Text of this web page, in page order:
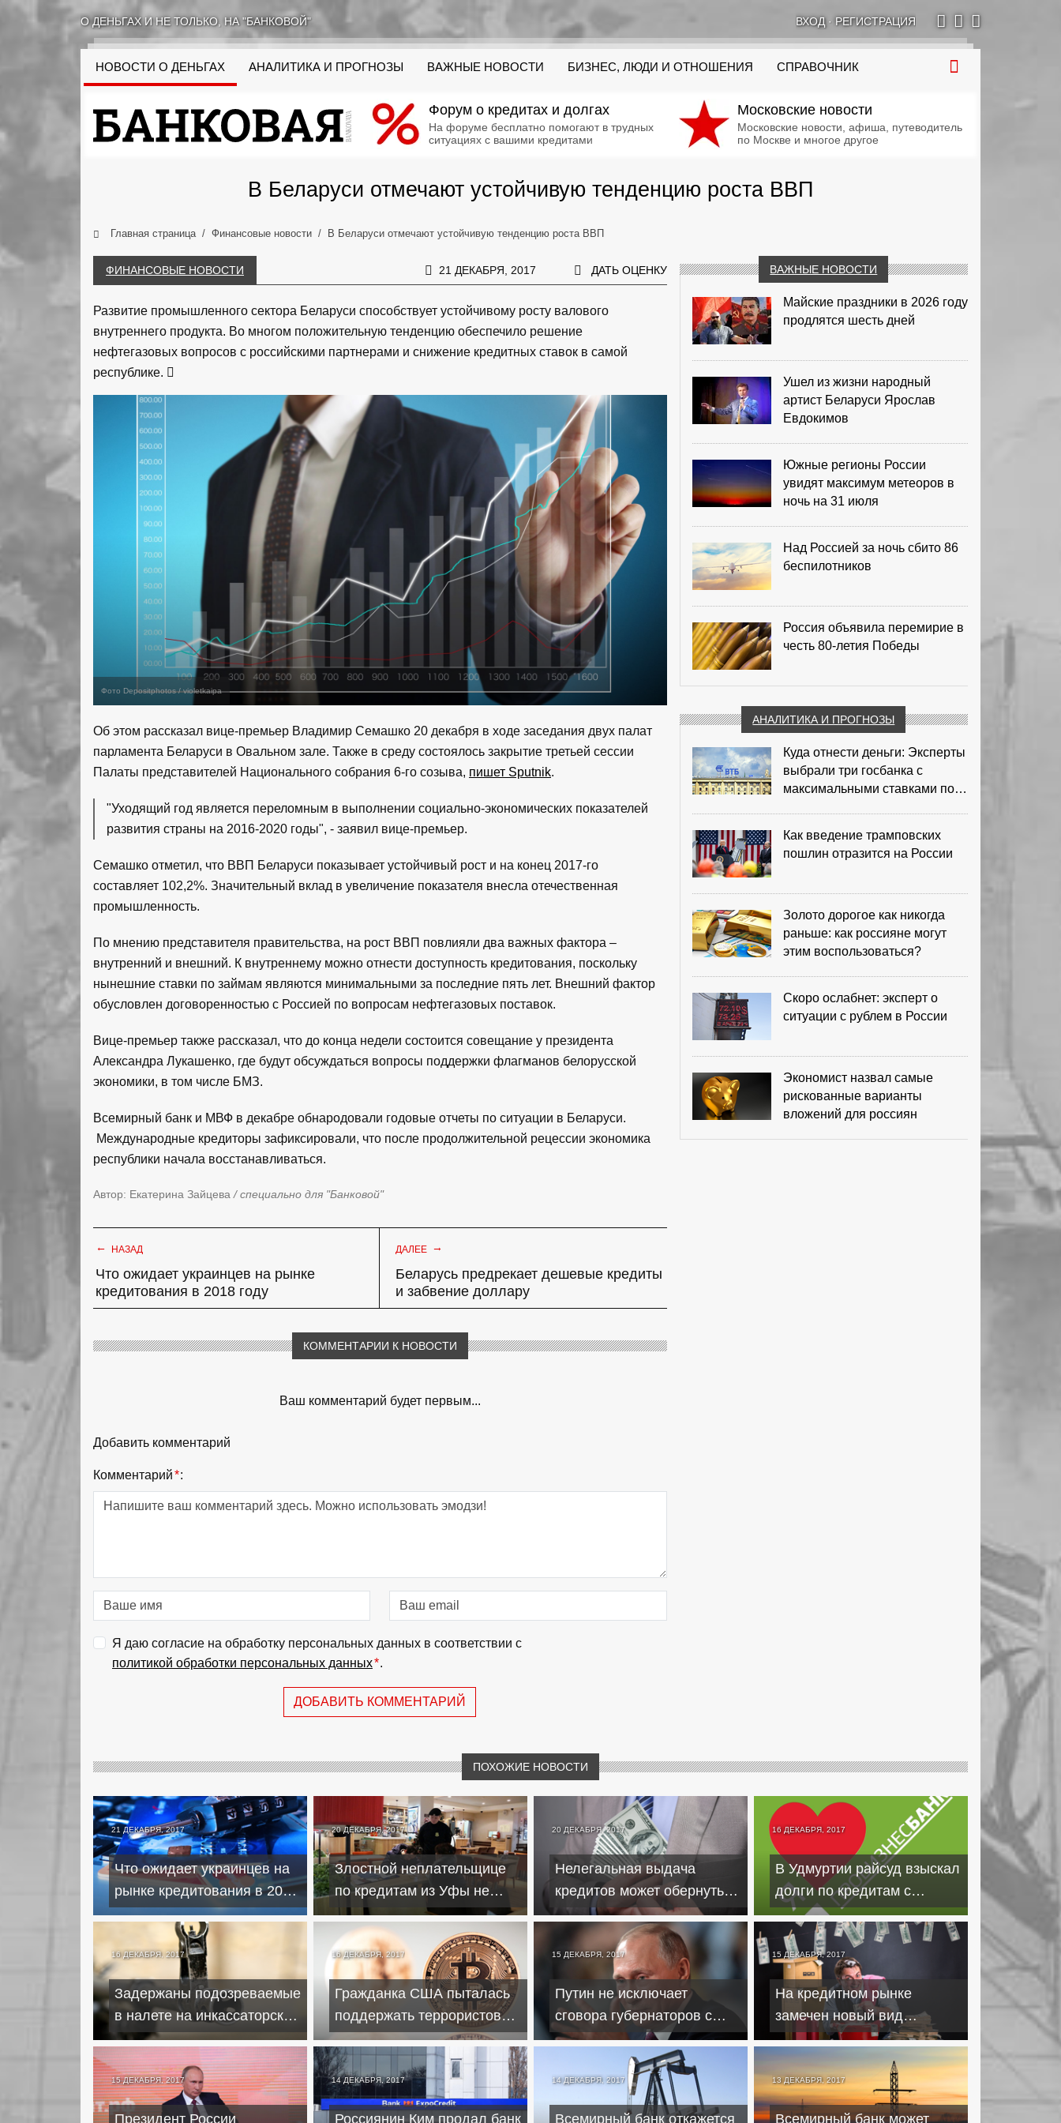
О ДЕНЬГАХ И НЕ ТОЛЬКО, НА "БАНКОВОЙ" ВХОД· РЕГИСТРАЦИЯ
НОВОСТИ О ДЕНЬГАХ АНАЛИТИКА И ПРОГНОЗЫ ВАЖНЫЕ НОВОСТИ БИЗНЕС, ЛЮДИ И ОТНОШЕНИЯ СПРАВОЧНИК
Форум о кредитах и долгах
На форуме бесплатно помогают в трудных
ситуациях с вашими кредитами
Московские новости
Московские новости, афиша, путеводитель
по Москве и многое другое
В Беларуси отмечают устойчивую тенденцию роста ВВП
Главная страница Финансовые новости В Беларуси отмечают устойчивую тенденцию роста ВВП
ФИНАНСОВЫЕ НОВОСТИ 21 ДЕКАБРЯ, 2017 ДАТЬ ОЦЕНКУ
Развитие промышленного сектора Беларуси способствует устойчивому росту валового
внутреннего продукта. Во многом положительную тенденцию обеспечило решение
нефтегазовых вопросов с российскими партнерами и снижение кредитных ставок в самой
республике.
Фото Depositphotos / violetkaipa
Об этом рассказал вице-премьер Владимир Семашко 20 декабря в ходе заседания двух палат
парламента Беларуси в Овальном зале. Также в среду состоялось закрытие третьей сессии
Палаты представителей Национального собрания 6-го созыва, пишет Sputnik.
"Уходящий год является переломным в выполнении социально-экономических показателей
развития страны на 2016-2020 годы", - заявил вице-премьер.
Семашко отметил, что ВВП Беларуси показывает устойчивый рост и на конец 2017-го
составляет 102,2%. Значительный вклад в увеличение показателя внесла отечественная
промышленность.
По мнению представителя правительства, на рост ВВП повлияли два важных фактора –
внутренний и внешний. К внутреннему можно отнести доступность кредитования, поскольку
нынешние ставки по займам являются минимальными за последние пять лет. Внешний фактор
обусловлен договоренностью с Россией по вопросам нефтегазовых поставок.
Вице-премьер также рассказал, что до конца недели состоится совещание у президента
Александра Лукашенко, где будут обсуждаться вопросы поддержки флагманов белорусской
экономики, в том числе БМЗ.
Всемирный банк и МВФ в декабре обнародовали годовые отчеты по ситуации в Беларуси.
Международные кредиторы зафиксировали, что после продолжительной рецессии экономика
республики начала восстанавливаться.
Автор: Екатерина Зайцева/ специально для "Банковой"
← НАЗАД
Что ожидает украинцев на рынке
кредитования в 2018 году
ДАЛЕЕ →
Беларусь предрекает дешевые кредиты
и забвение доллару
КОММЕНТАРИИ К НОВОСТИ
Ваш комментарий будет первым...
Добавить комментарий
Комментарий*:
Я даю согласие на обработку персональных данных в соответствии с
политикой обработки персональных данных*.
ДОБАВИТЬ КОММЕНТАРИЙ
ВАЖНЫЕ НОВОСТИ
Майские праздники в 2026 году
продлятся шесть дней
Ушел из жизни народный
артист Беларуси Ярослав
Евдокимов
Южные регионы России
увидят максимум метеоров в
ночь на 31 июля
Над Россией за ночь сбито 86
беспилотников
Россия объявила перемирие в
честь 80-летия Победы
АНАЛИТИКА И ПРОГНОЗЫ
Куда отнести деньги: Эксперты
выбрали три госбанка с
максимальными ставками по
Как введение трамповских
пошлин отразится на России
Золото дорогое как никогда
раньше: как россияне могут
этим воспользоваться?
Скоро ослабнет: эксперт о
ситуации с рублем в России
Экономист назвал самые
рискованные варианты
вложений для россиян
ПОХОЖИЕ НОВОСТИ
21 ДЕКАБРЯ, 2017
Что ожидает украинцев на
рынке кредитования в 2018
году
20 ДЕКАБРЯ, 2017
Злостной неплательщице
по кредитам из Уфы не
удалось посетить Петербург
20 ДЕКАБРЯ, 2017
Нелегальная выдача
кредитов может обернуться
запретом на работу
16 ДЕКАБРЯ, 2017
В Удмуртии райсуд взыскал
долги по кредитам с
клиентов лопнувшего
Пробизнесбанка
16 ДЕКАБРЯ, 2017
Задержаны подозреваемые
в налете на инкассаторский
автомобиль
16 ДЕКАБРЯ, 2017
Гражданка США пыталась
поддержать террористов
биткоинами
15 ДЕКАБРЯ, 2017
Путин не исключает
сговора губернаторов с
коммерческими банками
15 ДЕКАБРЯ, 2017
На кредитном рынке
замечен новый вид
мошенничества
15 ДЕКАБРЯ, 2017
Президент России
14 ДЕКАБРЯ, 2017
Россиянин Ким продал банк
14 ДЕКАБРЯ, 2017
Всемирный банк откажется
13 ДЕКАБРЯ, 2017
Всемирный банк может